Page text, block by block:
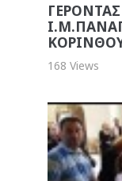
168 Views